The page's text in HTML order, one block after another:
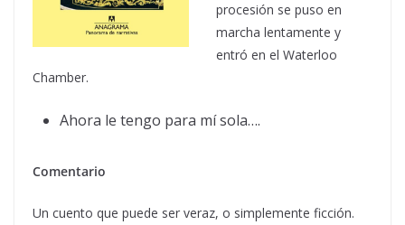
procesión se puso en
marcha lentamente y
entró en el Waterloo
Chamber.
Ahora le tengo para mí sola….
Comentario
Un cuento que puede ser veraz, o simplemente ficción.